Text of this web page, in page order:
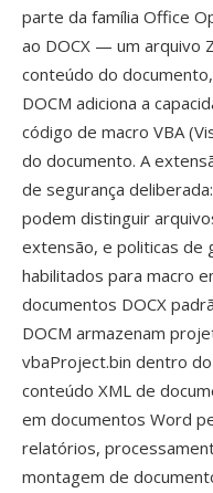
parte da família Office
ao DOCX — um arquivo
conteúdo do
DOCM adiciona a
código de macro VBA
do documento. A
de segurança
podem distinguir
extensão, e politicas
habilitados para macro
documentos DOCX
DOCM armazenam
vbaProject.bin dentro
conteúdo XML de
em documentos Word
relatórios,
montagem de